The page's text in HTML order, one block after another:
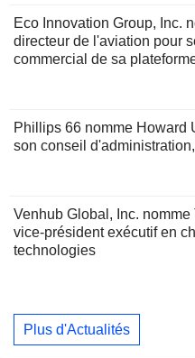
Eco Innovation Group, Inc.
directeur de l'aviation pour
commercial de sa
Phillips 66 nomme Howard
son conseil
Venhub Global, Inc.
vice-président exécutif en
technologies
Plus d'Actualités